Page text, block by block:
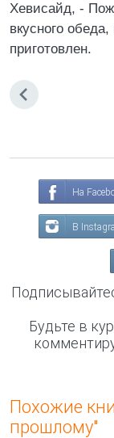
Хевисайд, -
вкусного
приготовлен.
На
В
Будьте в
Похожие
прошлому"